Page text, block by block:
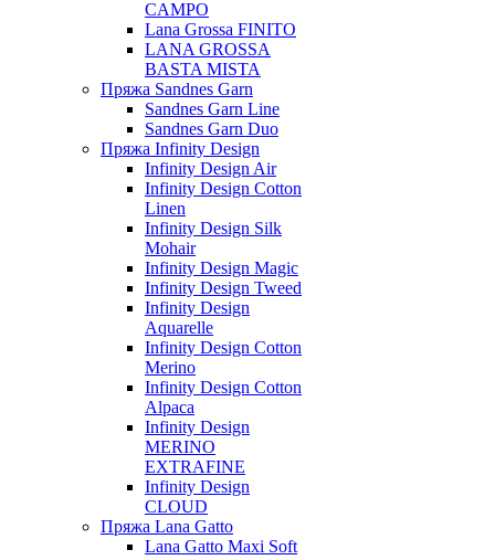
CAMPO
Lana Grossa FINITO
LANA GROSSA
BASTA MISTA
Пряжа Sandnes Garn
Sandnes Garn Line
Sandnes Garn Duo
Пряжа Infinity Design
Infinity Design Air
Infinity Design Cotton
Linen
Infinity Design Silk
Mohair
Infinity Design Magic
Infinity Design Tweed
Infinity Design
Aquarelle
Infinity Design Cotton
Merino
Infinity Design Cotton
Alpaca
Infinity Design
MERINO
EXTRAFINE
Infinity Design
CLOUD
Пряжа Lana Gatto
Lana Gatto Maxi Soft